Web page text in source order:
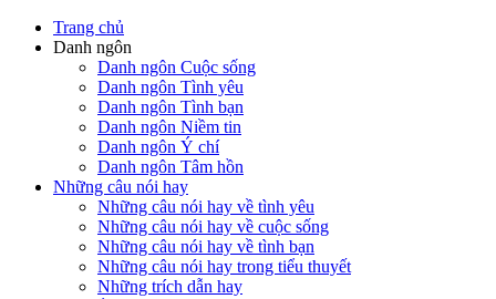
Trang chủ
Danh ngôn
Danh ngôn Cuộc sống
Danh ngôn Tình yêu
Danh ngôn Tình bạn
Danh ngôn Niềm tin
Danh ngôn Ý chí
Danh ngôn Tâm hồn
Những câu nói hay
Những câu nói hay về tình yêu
Những câu nói hay về cuộc sống
Những câu nói hay về tình bạn
Những câu nói hay trong tiểu thuyết
Những trích dẫn hay